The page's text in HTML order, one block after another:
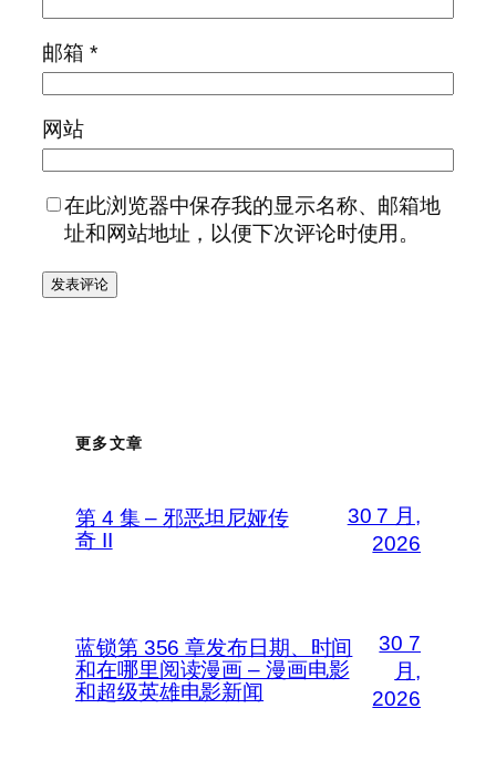
邮箱 *
网站
在此浏览器中保存我的显示名称、邮箱地
址和网站地址，以便下次评论时使用。
更多文章
第 4 集 – 邪恶坦尼娅传
奇 II
30 7 月,
2026
蓝锁第 356 章发布日期、时间
和在哪里阅读漫画 – 漫画电影
和超级英雄电影新闻
30 7
月,
2026